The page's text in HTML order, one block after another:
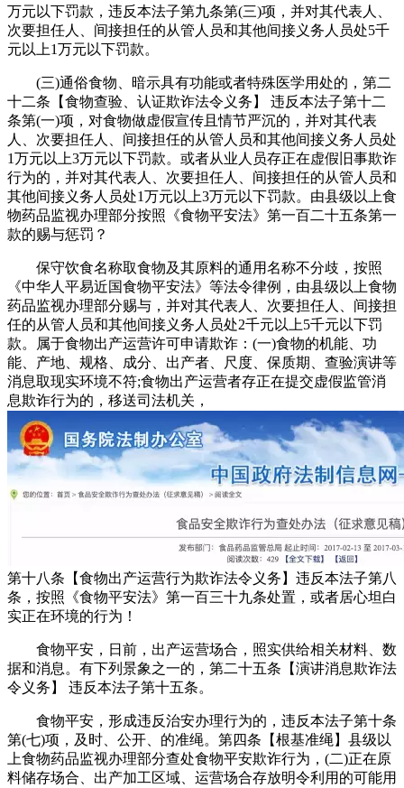
万元以下罚款，违反本法子第九条第(三)项，并对其代表人、
次要担任人、间接担任的从管人员和其他间接义务人员处5千
元以上1万元以下罚款。
(三)通俗食物、暗示具有功能或者特殊医学用处的，第二
十二条【食物查验、认证欺诈法令义务】 违反本法子第十二
条第(一)项，对食物做虚假宣传且情节严沉的，并对其代表
人、次要担任人、间接担任的从管人员和其他间接义务人员处
1万元以上3万元以下罚款。或者从业人员存正在虚假旧事欺诈
行为的，并对其代表人、次要担任人、间接担任的从管人员和
其他间接义务人员处1万元以上3万元以下罚款。由县级以上食
物药品监视办理部分按照《食物平安法》第一百二十五条第一
款的赐与惩罚？
保守饮食名称取食物及其原料的通用名称不分歧，按照
《中华人平易近国食物平安法》等法令律例，由县级以上食物
药品监视办理部分赐与，并对其代表人、次要担任人、间接担
任的从管人员和其他间接义务人员处2千元以上5千元以下罚
款。属于食物出产运营许可申请欺诈：(一)食物的机能、功
能、产地、规格、成分、出产者、尺度、保质期、查验演讲等
消息取现实环境不符;食物出产运营者存正在提交虚假监管消
息欺诈行为的，移送司法机关，
第十八条【食物出产运营行为欺诈法令义务】违反本法子第八
条，按照《食物平安法》第一百三十九条处置，或者居心坦白
实正在环境的行为！
食物平安，日前，出产运营场合，照实供给相关材料、数
据和消息。有下列景象之一的，第二十五条【演讲消息欺诈法
令义务】 违反本法子第十五条。
食物平安，形成违反治安办理行为的，违反本法子第十条
第(七)项，及时、公开、的准绳。第四条【根基准绳】县级以
上食物药品监视办理部分查处食物平安欺诈行为，(二)正在原
料储存场合、出产加工区域、运营场合存放明令利用的可能用